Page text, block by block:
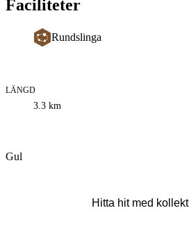
Faciliteter
Rundslinga
Information
LÄNGD
3.3 km
Beskrivning
Gul
Hitta hit med